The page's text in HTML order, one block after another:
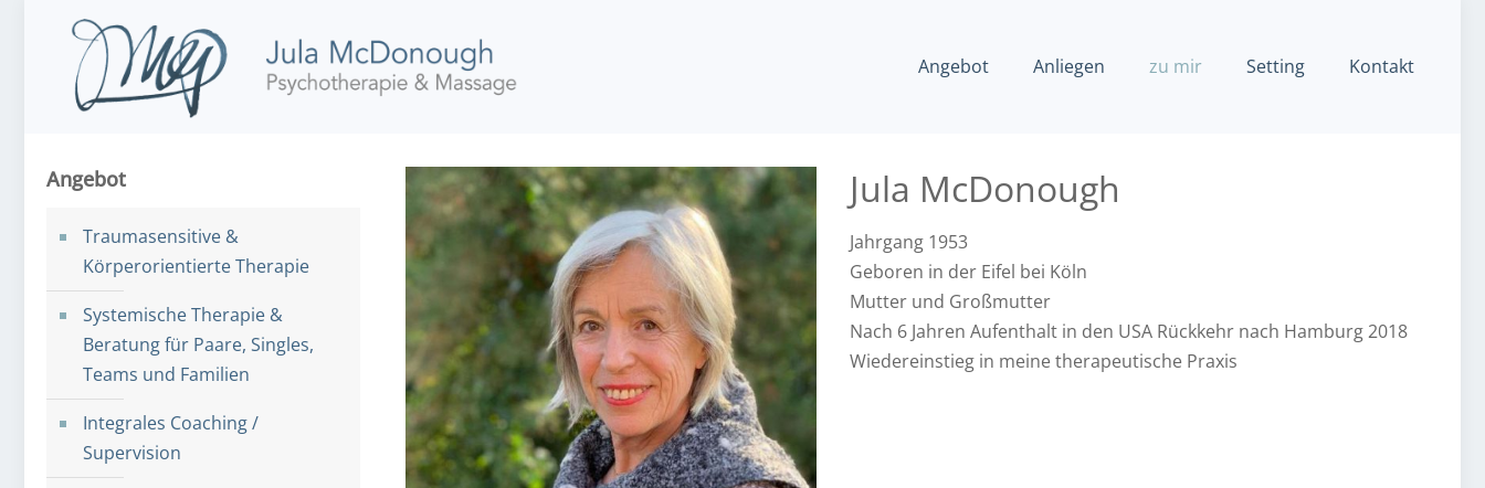
Angebot Anliegen zu mir Setting Kontakt
Jula McDonough
Jahrgang 1953
Geboren in der Eifel bei Köln
Mutter und Großmutter
Nach 6 Jahren Aufenthalt in den USA Rückkehr nach Hamburg 2018
Wiedereinstieg in meine therapeutische Praxis
Angebot
Traumasensitive &
Körperorientierte Therapie
Systemische Therapie &
Beratung für Paare, Singles,
Teams und Familien
Integrales Coaching /
Supervision